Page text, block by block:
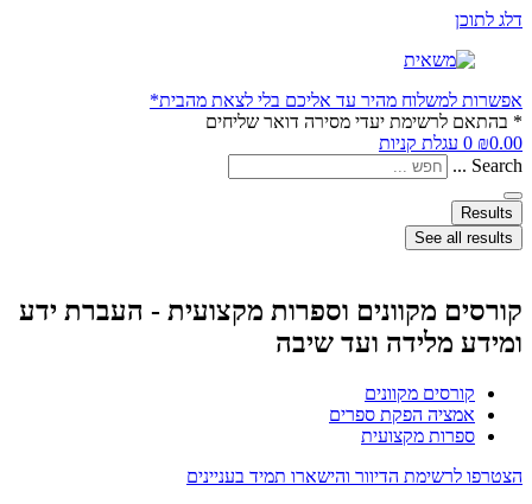
דלג לתוכן
אפשרות למשלוח מהיר עד אליכם בלי לצאת מהבית*
* בהתאם לרשימת יעדי מסירה דואר שליחים
₪0.00
0 עגלת קניות
Search ...
Results
See all results
קורסים מקוונים וספרות מקצועית - העברת ידע
ומידע מלידה ועד שיבה
קורסים מקוונים
אמציה הפקת ספרים
ספרות מקצועית
הצטרפו לרשימת הדיוור והישארו תמיד בעניינים